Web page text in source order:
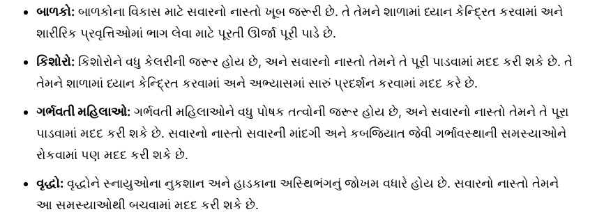
બાળકો: બાળકોના વિકાસ માટે સવારનો નાસ્તો ખૂબ જરૂરી છે. તે તેમને શાળામાં ધ્યાન કેન્દ્રિત કરવામાં અને
શારીરિક પ્રવૃત્તિઓમાં ભાગ લેવા માટે પૂરતી ઊર્જા પૂરી પાડે છે.
કિશોરો: કિશોરોને વધુ કેલરીની જરૂર હોય છે, અને સવારનો નાસ્તો તેમને તે પૂરી પાડવામાં મદદ કરી શકે છે. તે
તેમને શાળામાં ધ્યાન કેન્દ્રિત કરવામાં અને અભ્યાસમાં સારું પ્રદર્શન કરવામાં મદદ કરે છે.
ગર્ભવતી મહિલાઓ: ગર્ભવતી મહિલાઓને વધુ પોષક તત્વોની જરૂર હોય છે, અને સવારનો નાસ્તો તેમને તે પૂરા
પાડવામાં મદદ કરી શકે છે. સવારનો નાસ્તો સવારની માંદગી અને કબજિયાત જેવી ગર્ભાવસ્થાની સમસ્યાઓને
રોકવામાં પણ મદદ કરી શકે છે.
વૃદ્ધો: વૃદ્ધોને સ્નાયુઓના નુકશાન અને હાડકાના અસ્થિભંગનું જોખમ વધારે હોય છે. સવારનો નાસ્તો તેમને
આ સમસ્યાઓથી બચવામાં મદદ કરી શકે છે.